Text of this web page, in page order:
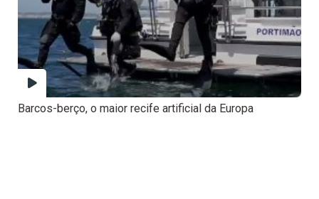
Barcos-berço, o maior recife artificial da Europa